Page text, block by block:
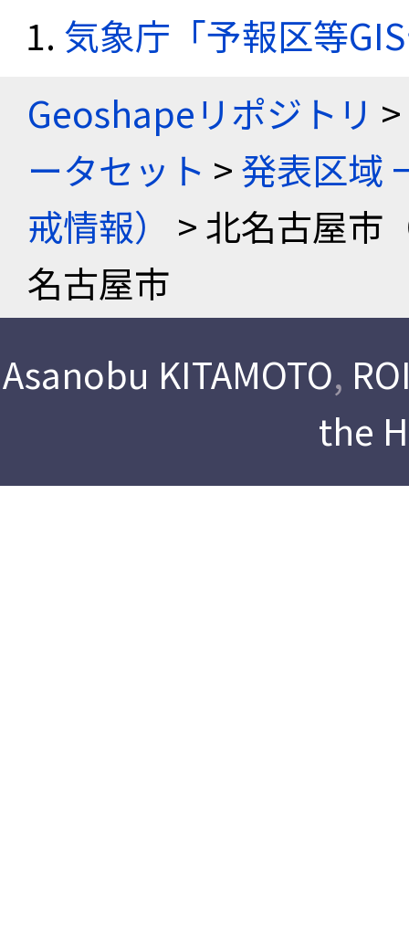
気象庁「予報区等
Geoshapeリポジトリ >
ータセット >発表区域
戒情報）
> 北名古屋市
名古屋市
Asanobu KITAMOTO,
the